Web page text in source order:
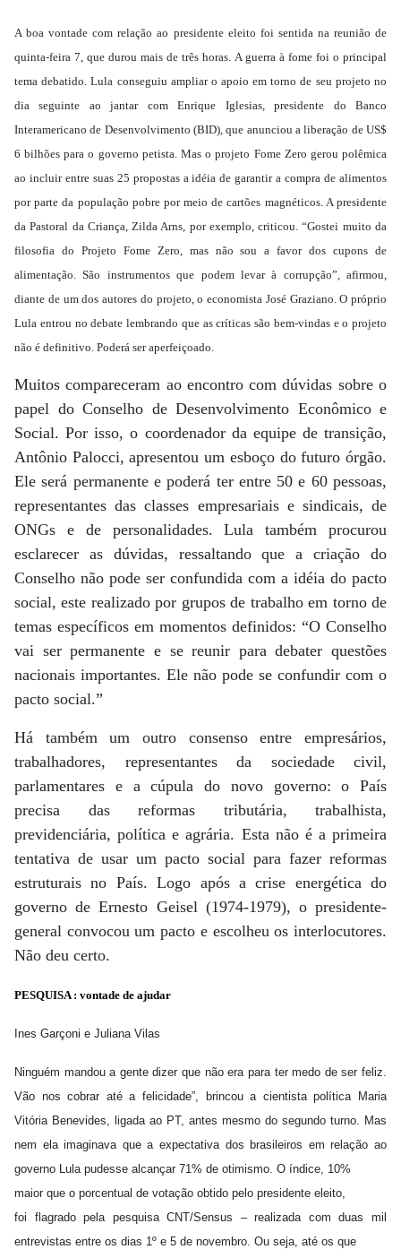
A boa vontade com relação ao presidente eleito foi sentida na reunião de
quinta-feira 7, que durou mais de três horas. A guerra à fome foi o principal
tema debatido. Lula conseguiu ampliar o apoio em torno de seu projeto no
dia seguinte ao jantar com Enrique Iglesias, presidente do Banco
Interamericano de Desenvolvimento (BID), que anunciou a liberação de US$
6 bilhões para o governo petista. Mas o projeto Fome Zero gerou polêmica
ao incluir entre suas 25 propostas a idéia de garantir a compra de alimentos
por parte da população pobre por meio de cartões magnéticos. A presidente
da Pastoral da Criança, Zilda Arns, por exemplo, criticou. “Gostei muito da
filosofia do Projeto Fome Zero, mas não sou a favor dos cupons de
alimentação. São instrumentos que podem levar à corrupção”, afirmou,
diante de um dos autores do projeto, o economista José Graziano. O próprio
Lula entrou no debate lembrando que as críticas são bem-vindas e o projeto
não é definitivo. Poderá ser aperfeiçoado.
Muitos compareceram ao encontro com dúvidas sobre o
papel do Conselho de Desenvolvimento Econômico e
Social. Por isso, o coordenador da equipe de transição,
Antônio Palocci, apresentou um esboço do futuro órgão.
Ele será permanente e poderá ter entre 50 e 60 pessoas,
representantes das classes empresariais e sindicais, de
ONGs e de personalidades. Lula também procurou
esclarecer as dúvidas, ressaltando que a criação do
Conselho não pode ser confundida com a idéia do pacto
social, este realizado por grupos de trabalho em torno de
temas específicos em momentos definidos: “O Conselho
vai ser permanente e se reunir para debater questões
nacionais importantes. Ele não pode se confundir com o
pacto social.”
Há também um outro consenso entre empresários,
trabalhadores, representantes da sociedade civil,
parlamentares e a cúpula do novo governo: o País
precisa das reformas tributária, trabalhista,
previdenciária, política e agrária. Esta não é a primeira
tentativa de usar um pacto social para fazer reformas
estruturais no País. Logo após a crise energética do
governo de Ernesto Geisel (1974-1979), o presidente-
general convocou um pacto e escolheu os interlocutores.
Não deu certo.
PESQUISA : vontade de ajudar
Ines Garçoni e Juliana Vilas
Ninguém mandou a gente dizer que não era para ter medo de ser feliz.
Vão nos cobrar até a felicidade”, brincou a cientista política Maria
Vitória Benevides, ligada ao PT, antes mesmo do segundo turno. Mas
nem ela imaginava que a expectativa dos brasileiros em relação ao
governo Lula pudesse alcançar 71% de otimismo. O índice, 10%
maior que o porcentual de votação obtido pelo presidente eleito,
foi flagrado pela pesquisa CNT/Sensus – realizada com duas mil
entrevistas entre os dias 1º e 5 de novembro. Ou seja, até os que